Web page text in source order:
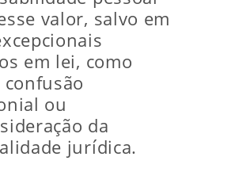
valor, salvo em
em lei, como
ou
da
jurídica.